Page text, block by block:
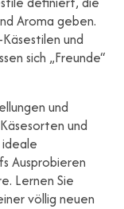
Aroma geben.
und
sich „Freunde“
und
und
Ausprobieren
Lernen Sie
völlig neuen